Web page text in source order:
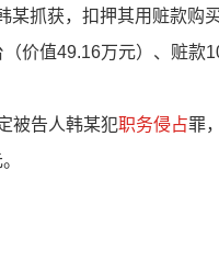
抓获，扣押其用赃款购
价值49.16万元）、赃款
被告人韩某犯职务侵占罪